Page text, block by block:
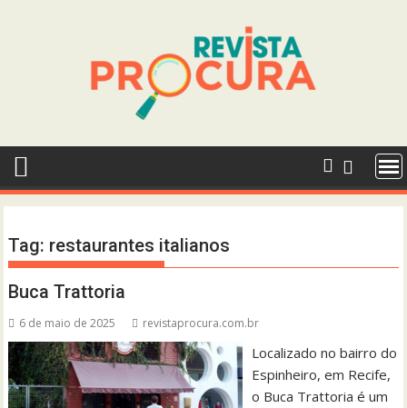
Tag: restaurantes italianos
Buca Trattoria
6 de maio de 2025 revistaprocura.com.br
Localizado no bairro do
Espinheiro, em Recife,
o Buca Trattoria é um